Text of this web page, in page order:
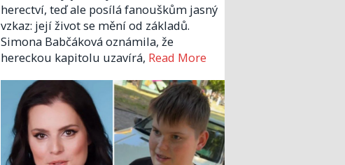
herectví, teď ale posílá fanouškům jasný
vzkaz: její život se mění od základů.
Simona Babčáková oznámila, že
hereckou kapitolu uzavírá, Read More